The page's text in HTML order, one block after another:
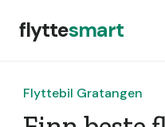
flyttesmart
Flyttebil Gratangen